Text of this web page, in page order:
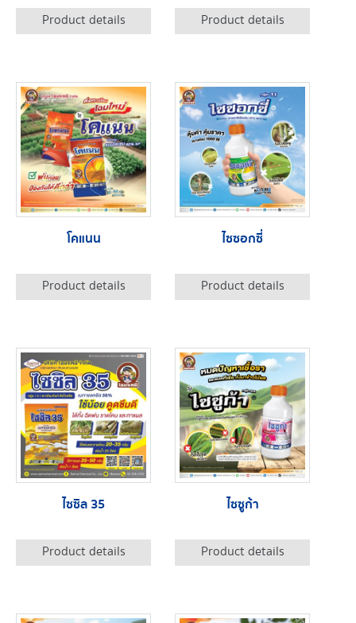
Product details Product details
โคแนน
Product details
ไซซอกซี่
Product details
ไซซิล 35
Product details
ไซซูก้า
Product details